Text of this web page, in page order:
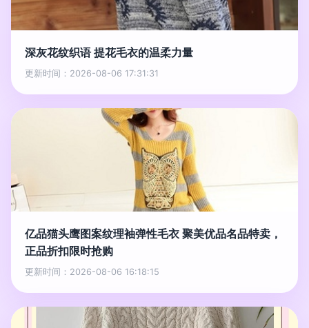
深灰花纹织语 提花毛衣的温柔力量
更新时间：2026-08-06 17:31:31
亿品猫头鹰图案纹理袖弹性毛衣 聚美优品名品特卖，
正品折扣限时抢购
更新时间：2026-08-06 16:18:15